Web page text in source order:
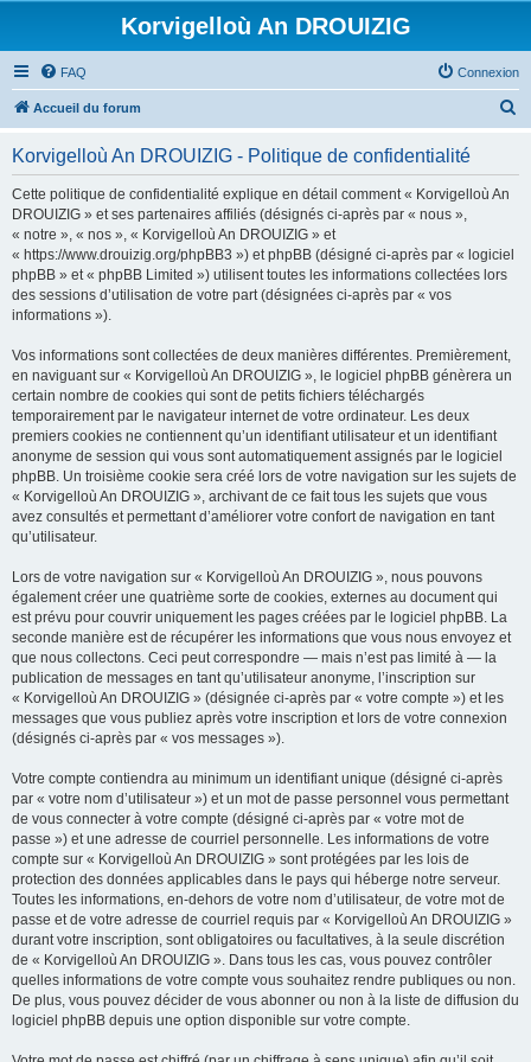
Korvigelloù An DROUIZIG
FAQ Connexion
Accueil du forum
Korvigelloù An DROUIZIG - Politique de confidentialité
Cette politique de confidentialité explique en détail comment « Korvigelloù An
DROUIZIG » et ses partenaires affiliés (désignés ci-après par « nous »,
« notre », « nos », « Korvigelloù An DROUIZIG » et
« https://www.drouizig.org/phpBB3 ») et phpBB (désigné ci-après par « logiciel
phpBB » et « phpBB Limited ») utilisent toutes les informations collectées lors
des sessions d’utilisation de votre part (désignées ci-après par « vos
informations »).
Vos informations sont collectées de deux manières différentes. Premièrement,
en naviguant sur « Korvigelloù An DROUIZIG », le logiciel phpBB génèrera un
certain nombre de cookies qui sont de petits fichiers téléchargés
temporairement par le navigateur internet de votre ordinateur. Les deux
premiers cookies ne contiennent qu’un identifiant utilisateur et un identifiant
anonyme de session qui vous sont automatiquement assignés par le logiciel
phpBB. Un troisième cookie sera créé lors de votre navigation sur les sujets de
« Korvigelloù An DROUIZIG », archivant de ce fait tous les sujets que vous
avez consultés et permettant d’améliorer votre confort de navigation en tant
qu’utilisateur.
Lors de votre navigation sur « Korvigelloù An DROUIZIG », nous pouvons
également créer une quatrième sorte de cookies, externes au document qui
est prévu pour couvrir uniquement les pages créées par le logiciel phpBB. La
seconde manière est de récupérer les informations que vous nous envoyez et
que nous collectons. Ceci peut correspondre — mais n’est pas limité à — la
publication de messages en tant qu’utilisateur anonyme, l’inscription sur
« Korvigelloù An DROUIZIG » (désignée ci-après par « votre compte ») et les
messages que vous publiez après votre inscription et lors de votre connexion
(désignés ci-après par « vos messages »).
Votre compte contiendra au minimum un identifiant unique (désigné ci-après
par « votre nom d’utilisateur ») et un mot de passe personnel vous permettant
de vous connecter à votre compte (désigné ci-après par « votre mot de
passe ») et une adresse de courriel personnelle. Les informations de votre
compte sur « Korvigelloù An DROUIZIG » sont protégées par les lois de
protection des données applicables dans le pays qui héberge notre serveur.
Toutes les informations, en-dehors de votre nom d’utilisateur, de votre mot de
passe et de votre adresse de courriel requis par « Korvigelloù An DROUIZIG »
durant votre inscription, sont obligatoires ou facultatives, à la seule discrétion
de « Korvigelloù An DROUIZIG ». Dans tous les cas, vous pouvez contrôler
quelles informations de votre compte vous souhaitez rendre publiques ou non.
De plus, vous pouvez décider de vous abonner ou non à la liste de diffusion du
logiciel phpBB depuis une option disponible sur votre compte.